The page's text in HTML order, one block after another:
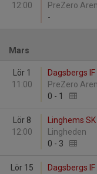
12:00
PreZero
-
Mars
Lör 1
11:00
Dagsbergs
PreZero
0 - 1
Lör 8
12:00
Linghems
Lingheden
0 - 3
Lör 15
Dagsbergs